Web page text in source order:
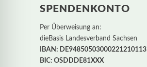
SPENDENKONTO
Per Überweisung an:
dieBasis Landesverband Sachsen
IBAN: DE94850503000221210113
BIC: OSDDDE81XXX